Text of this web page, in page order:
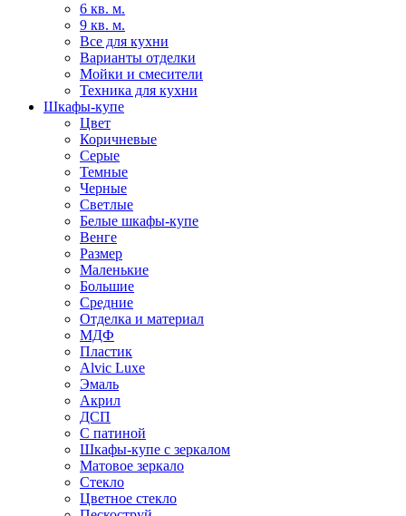
6 кв. м.
9 кв. м.
Все для кухни
Варианты отделки
Мойки и смесители
Техника для кухни
Шкафы-купе
Цвет
Коричневые
Серые
Темные
Черные
Светлые
Белые шкафы-купе
Венге
Размер
Маленькие
Большие
Средние
Отделка и материал
МДФ
Пластик
Alvic Luxe
Эмаль
Акрил
ДСП
С патиной
Шкафы-купе с зеркалом
Матовое зеркало
Стекло
Цветное стекло